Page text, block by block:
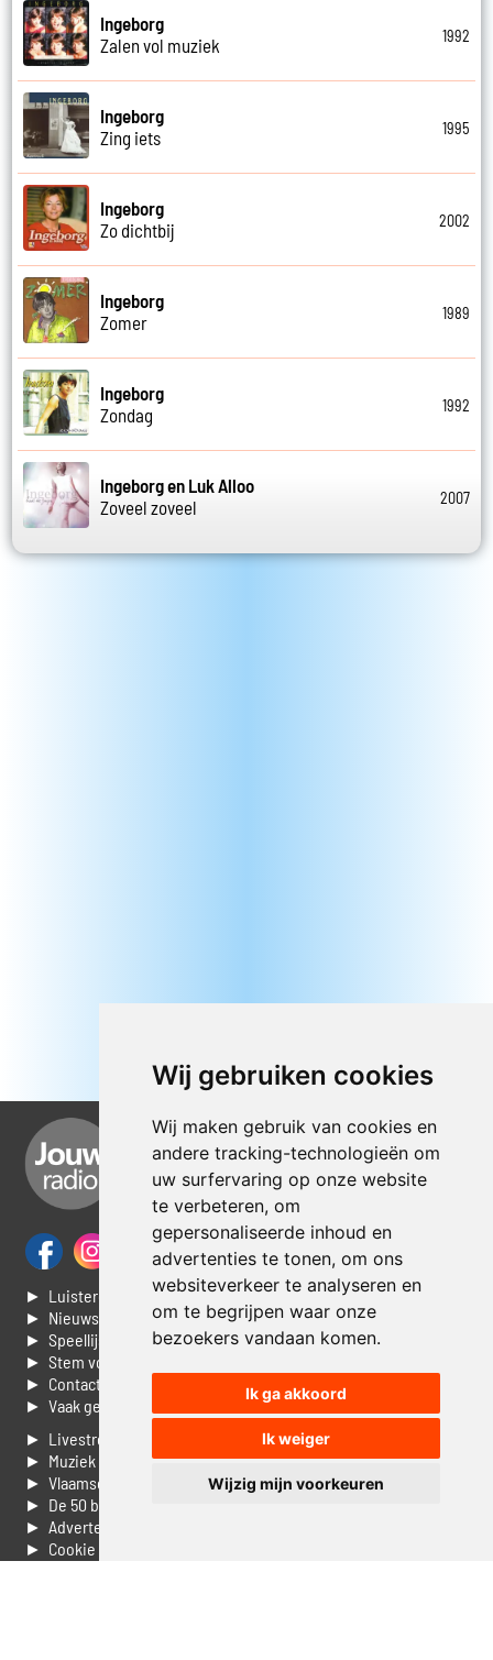
Wij gebruiken cookies
Wij maken gebruik van cookies en
andere tracking-technologieën om
uw surfervaring op onze website
te verbeteren, om
gepersonaliseerde inhoud en
advertenties te tonen, om ons
websiteverkeer te analyseren en
om te begrijpen waar onze
bezoekers vandaan komen.
Ik ga akkoord
Ik weiger
Wijzig mijn voorkeuren
Ingeborg
Zalen vol muziek
1992
Ingeborg
Zing iets
1995
Ingeborg
Zo dichtbij
2002
Ingeborg
Zomer
1989
Ingeborg
Zondag
1992
Ingeborg en Luk Alloo
Zoveel zoveel
2007
► Luisteren naar Jouwradio
► Nieuws
► Speellijst
► Stem voor de Dag top 3
► Contacteer ons
► Vaak gestelde vragen
► Livestream informatie
► Muziek opzoeken
► Vlaamse 100 Aller tijden
► De 50 beste van...
► Adverteren op Jouwradio
► Cookie voorkeuren wijzigen